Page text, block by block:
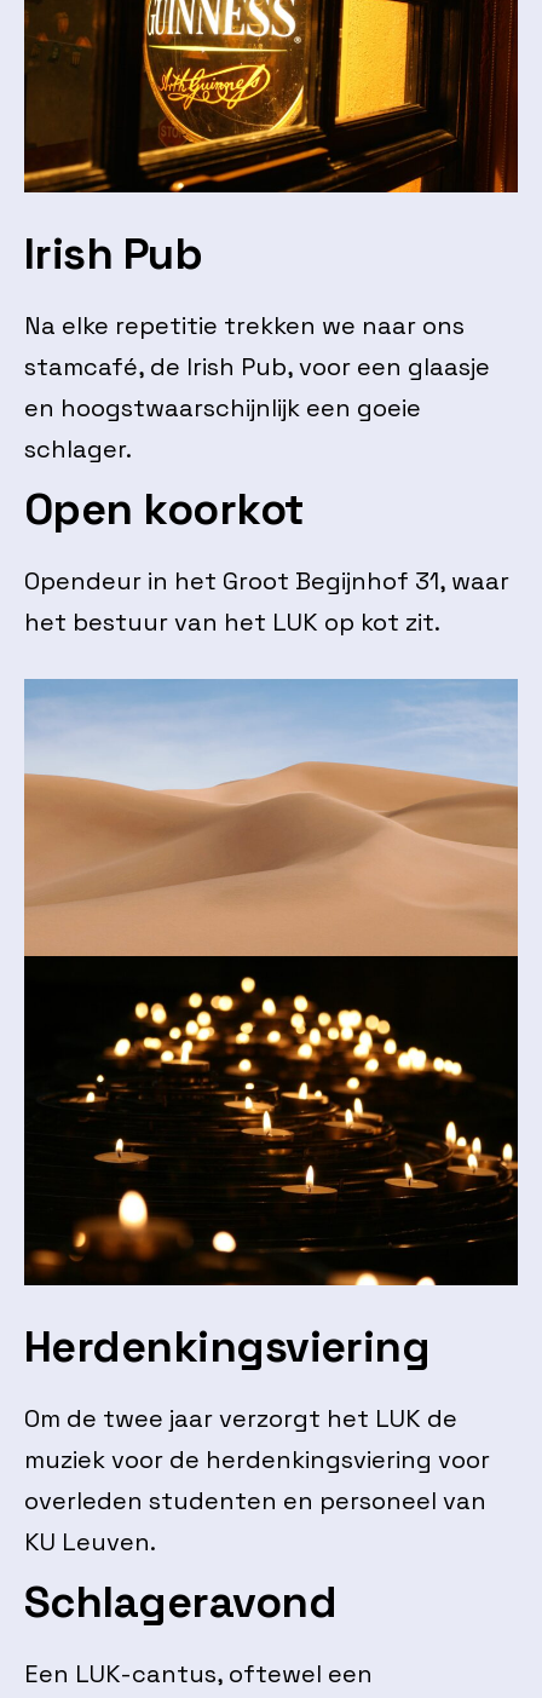
Irish Pub
Na elke repetitie trekken we naar ons
stamcafé, de Irish Pub, voor een glaasje
en hoogstwaarschijnlijk een goeie
schlager.
Open koorkot
Opendeur in het Groot Begijnhof 31, waar
het bestuur van het LUK op kot zit.
Herdenkingsviering
Om de twee jaar verzorgt het LUK de
muziek voor de herdenkingsviering voor
overleden studenten en personeel van
KU Leuven.
Schlageravond
Een LUK-cantus, oftewel een